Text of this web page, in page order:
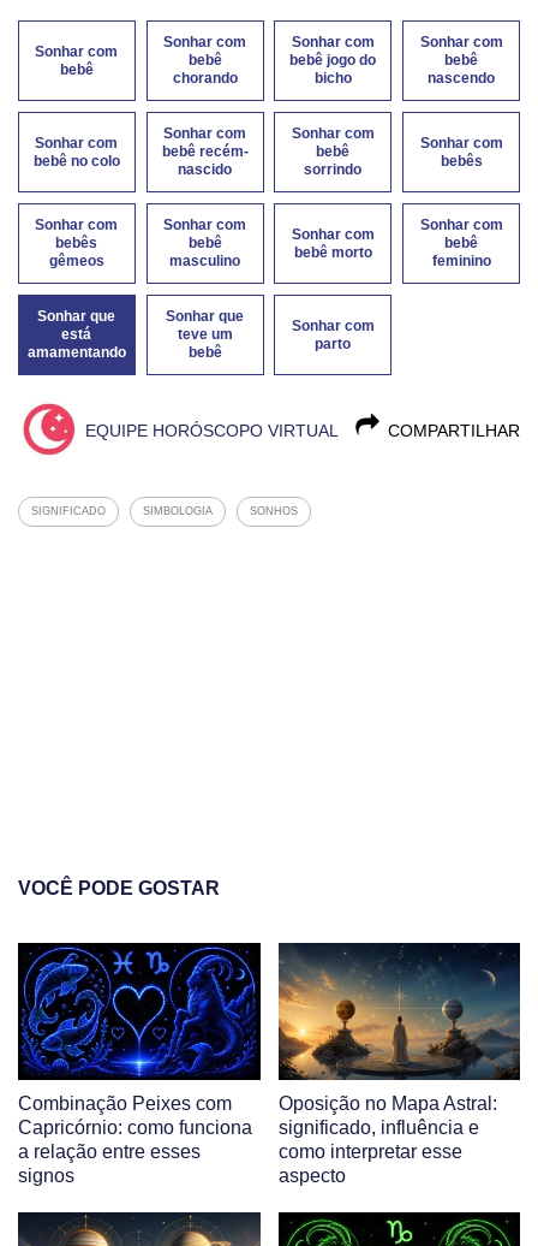
Sonhar com
bebê
Sonhar com
bebê
chorando
Sonhar com
bebê jogo do
bicho
Sonhar com
bebê
nascendo
Sonhar com
bebê no colo
Sonhar com
bebê recém-
nascido
Sonhar com
bebê
sorrindo
Sonhar com
bebês
Sonhar com
bebês
gêmeos
Sonhar com
bebê
masculino
Sonhar com
bebê morto
Sonhar com
bebê
feminino
Sonhar que
está
amamentando
Sonhar que
teve um
bebê
Sonhar com
parto
COMPARTILHAR
EQUIPE HORÓSCOPO VIRTUAL
SIGNIFICADO SIMBOLOGIA SONHOS
VOCÊ PODE GOSTAR
Combinação Peixes com
Capricórnio: como funciona
a relação entre esses
signos
Oposição no Mapa Astral:
significado, influência e
como interpretar esse
aspecto